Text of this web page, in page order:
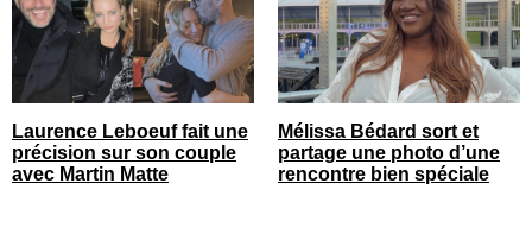
Laurence Leboeuf fait une
précision sur son couple
avec Martin Matte
Mélissa Bédard sort et
partage une photo d’une
rencontre bien spéciale